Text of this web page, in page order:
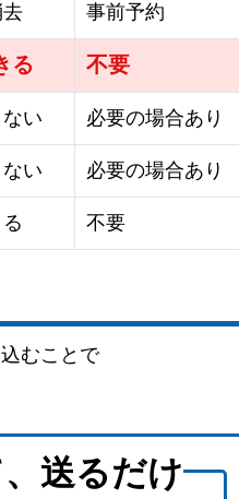
事前予約
る 不要
い 必要の場合あり
い 必要の場合あり
不要
むことで
送るだけ